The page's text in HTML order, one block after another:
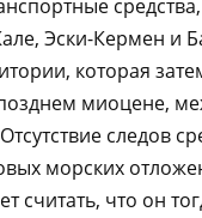
Эски-Кермен и
которая
миоцене,
следов
морских
считать, что он